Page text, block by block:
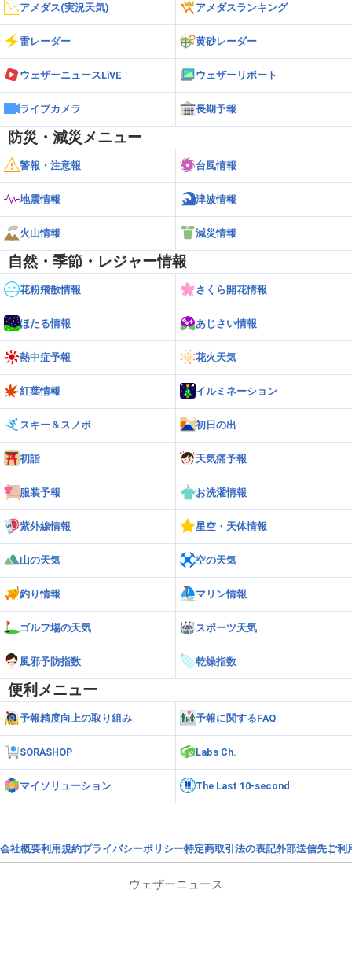
アメダス(実況天気) アメダスランキング
雷レーダー 黄砂レーダー
ウェザーニュースLiVE ウェザーリポート
ライブカメラ 長期予報
防災・減災メニュー
警報・注意報 台風情報
地震情報 津波情報
火山情報 減災情報
自然・季節・レジャー情報
花粉飛散情報 さくら開花情報
ほたる情報 あじさい情報
熱中症予報 花火天気
紅葉情報 イルミネーション
スキー＆スノボ 初日の出
初詣 天気痛予報
服装予報 お洗濯情報
紫外線情報 星空・天体情報
山の天気 空の天気
釣り情報 マリン情報
ゴルフ場の天気 スポーツ天気
風邪予防指数 乾燥指数
便利メニュー
予報精度向上の取り組み 予報に関するFAQ
SORASHOP Labs Ch.
マイソリューション The Last 10-second
会社概要利用規約プライバシーポリシー特定商取引法の表記外部送信先ご利
ウェザーニュース